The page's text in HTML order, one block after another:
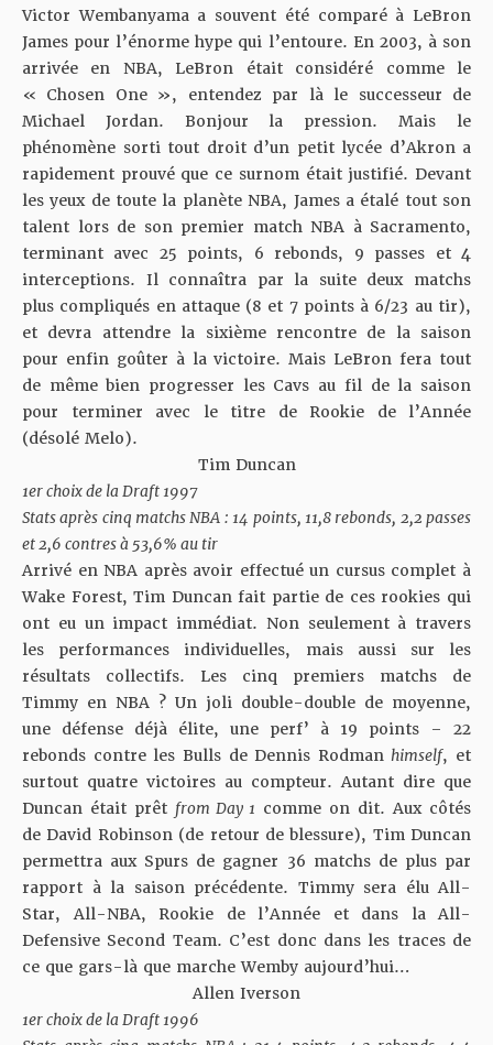
Victor Wembanyama a souvent été comparé à LeBron
James pour l’énorme hype qui l’entoure. En 2003, à son
arrivée en NBA, LeBron était considéré comme le
« Chosen One », entendez par là le successeur de
Michael Jordan. Bonjour la pression. Mais le
phénomène sorti tout droit d’un petit lycée d’Akron a
rapidement prouvé que ce surnom était justifié. Devant
les yeux de toute la planète NBA, James a étalé tout son
talent lors de son premier match NBA à Sacramento,
terminant avec 25 points, 6 rebonds, 9 passes et 4
interceptions. Il connaîtra par la suite deux matchs
plus compliqués en attaque (8 et 7 points à 6/23 au tir),
et devra attendre la sixième rencontre de la saison
pour enfin goûter à la victoire. Mais LeBron fera tout
de même bien progresser les Cavs au fil de la saison
pour terminer avec le titre de Rookie de l’Année
(désolé Melo).
Tim Duncan
1er choix de la Draft 1997
Stats après cinq matchs NBA : 14 points, 11,8 rebonds, 2,2 passes
et 2,6 contres à 53,6% au tir
Arrivé en NBA après avoir effectué un cursus complet à
Wake Forest, Tim Duncan fait partie de ces rookies qui
ont eu un impact immédiat. Non seulement à travers
les performances individuelles, mais aussi sur les
résultats collectifs. Les cinq premiers matchs de
Timmy en NBA ? Un joli double-double de moyenne,
une défense déjà élite, une perf’ à 19 points – 22
rebonds contre les Bulls de Dennis Rodman himself, et
surtout quatre victoires au compteur. Autant dire que
Duncan était prêt from Day 1 comme on dit. Aux côtés
de David Robinson (de retour de blessure), Tim Duncan
permettra aux Spurs de gagner 36 matchs de plus par
rapport à la saison précédente. Timmy sera élu All-
Star, All-NBA, Rookie de l’Année et dans la All-
Defensive Second Team. C’est donc dans les traces de
ce que gars-là que marche Wemby aujourd’hui…
Allen Iverson
1er choix de la Draft 1996